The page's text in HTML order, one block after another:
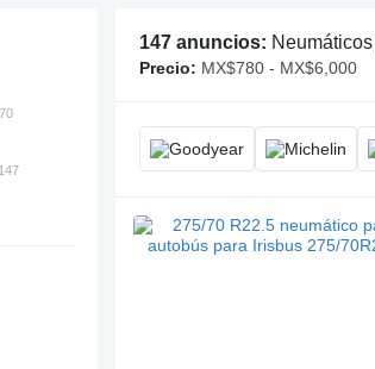
147 anuncios:
Precio: MX$780 - MX$6,000